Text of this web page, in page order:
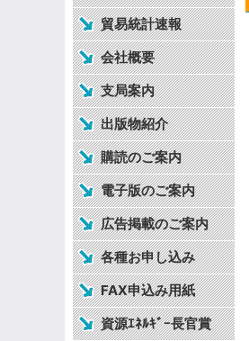
貿易統計速報
会社概要
支局案内
出版物紹介
購読のご案内
電子版のご案内
広告掲載のご案内
各種お申し込み
FAX申込み用紙
資源ｴﾈﾙｷﾞｰ長官賞